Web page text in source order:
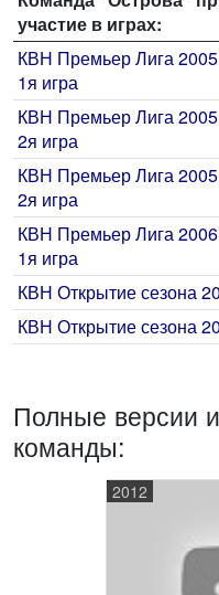
участие в играх:
КВН Премьер Лига
1я игра
КВН Премьер Лига
2я игра
КВН Премьер Лига
2я игра
КВН Премьер Лига
1я игра
КВН Открытие сезона
КВН Открытие сезона
Полные версии
команды:
2012